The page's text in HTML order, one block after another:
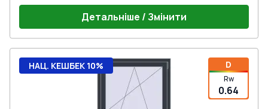
Детальніше / Змінити
D
Rw
0.64
НАЦ. КЕШБЕК 10%